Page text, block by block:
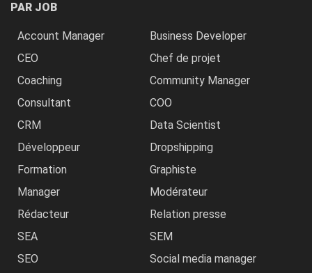
PAR JOB
Account Manager
Business Developer
CEO
Chef de projet
Coaching
Community Manager
Consultant
COO
CRM
Data Scientist
Développeur
Dropshipping
Formation
Graphiste
Manager
Modérateur
Rédacteur
Relation presse
SEA
SEM
SEO
Social media manager